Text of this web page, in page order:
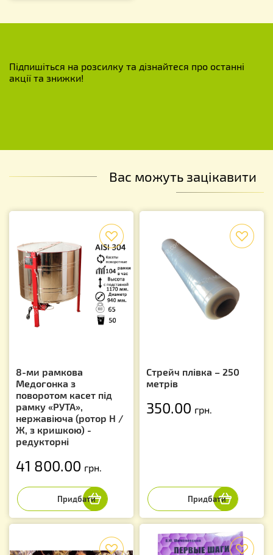
Підпишіться на розсилку та дізнайтеся про останні
акції та знижки!
Вас можуть зацікавити
8-ми рамкова
Медогонка з
поворотом касет під
рамку «РУТА»,
нержавіюча (ротор Н /
Ж, з кришкою) -
редукторні
41 800.00 грн.
Стрейч плівка – 250
метрів
350.00 грн.